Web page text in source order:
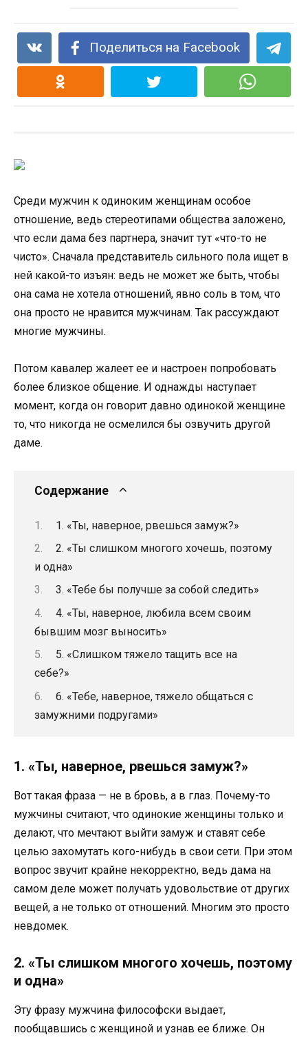
Поделиться на Facebook
Среди мужчин к одиноким женщинам особое
отношение, ведь стереотипами общества заложено,
что если дама без партнера, значит тут «что-то не
чисто». Сначала представитель сильного пола ищет в
ней какой-то изъян: ведь не может же быть, чтобы
она сама не хотела отношений, явно соль в том, что
она просто не нравится мужчинам. Так рассуждают
многие мужчины.
Потом кавалер жалеет ее и настроен попробовать
более близкое общение. И однажды наступает
момент, когда он говорит давно одинокой женщине
то, что никогда не осмелился бы озвучить другой
даме.
Содержание
1. «Ты, наверное, рвешься замуж?»
2. «Ты слишком многого хочешь, поэтому
и одна»
3. «Тебе бы получше за собой следить»
4. «Ты, наверное, любила всем своим
бывшим мозг выносить»
5. «Слишком тяжело тащить все на
себе?»
6. «Тебе, наверное, тяжело общаться с
замужними подругами»
1. «Ты, наверное, рвешься замуж?»
Вот такая фраза — не в бровь, а в глаз. Почему-то
мужчины считают, что одинокие женщины только и
делают, что мечтают выйти замуж и ставят себе
целью захомутать кого-нибудь в свои сети. При этом
вопрос звучит крайне некорректно, ведь дама на
самом деле может получать удовольствие от других
вещей, а не только от отношений. Многим это просто
невдомек.
2. «Ты слишком многого хочешь, поэтому
и одна»
Эту фразу мужчина философски выдает,
пообщавшись с женщиной и узнав ее ближе. Он